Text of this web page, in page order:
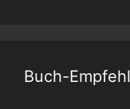
Buch-